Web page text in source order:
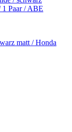
matt / Honda